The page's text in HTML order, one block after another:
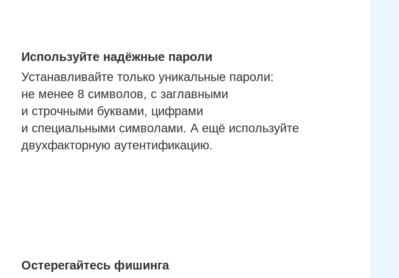
Используйте надёжные пароли
Устанавливайте только уникальные пароли:
не менее 8 символов, с заглавными
и строчными буквами, цифрами
и специальными символами. А ещё используйте
двухфакторную аутентификацию.
Остерегайтесь фишинга